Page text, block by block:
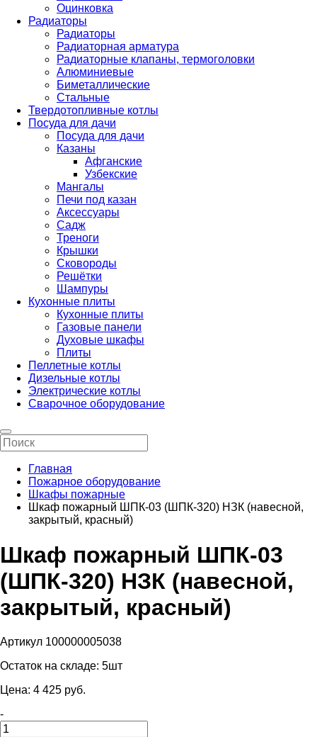
Оцинковка
Радиаторы
Радиаторы
Радиаторная арматура
Радиаторные клапаны, термоголовки
Алюминиевые
Биметаллические
Стальные
Твердотопливные котлы
Посуда для дачи
Посуда для дачи
Казаны
Афганские
Узбекские
Мангалы
Печи под казан
Аксессуары
Садж
Треноги
Крышки
Сковороды
Решётки
Шампуры
Кухонные плиты
Кухонные плиты
Газовые панели
Духовые шкафы
Плиты
Пеллетные котлы
Дизельные котлы
Электрические котлы
Сварочное оборудование
Главная
Пожарное оборудование
Шкафы пожарные
Шкаф пожарный ШПК-03 (ШПК-320) НЗК (навесной,
закрытый, красный)
Шкаф пожарный ШПК-03
(ШПК-320) НЗК (навесной,
закрытый, красный)
Артикул 100000005038
Остаток на складе: 5шт
Цена: 4 425 pуб.
-